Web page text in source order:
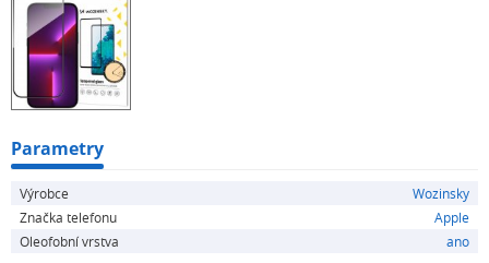
Specifikace: Sklíčko je vybaveno ochranným krytem,
který je součástí balení:
- Značka: Skleněné sklo je vyrobeno z kvalitního
- Tvrdost: 9H
- Nové, originálně zabalené
- Extra zesílené
- Extrémně odolné proti nárazu a poškrábání
- Chrání celou obrazovku
Parametry
Výrobce
Wozinsky
Značka telefonu
Apple
Oleofobní vrstva
ano